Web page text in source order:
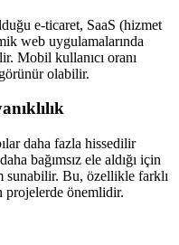
e-ticaret, SaaS (hizmet
web uygulamalarında
Mobil kullanıcı oranı
olabilir.
daha fazla hissedilir
bağımsız ele aldığı için
sunabilir. Bu, özellikle farklı
projelerde önemlidir.